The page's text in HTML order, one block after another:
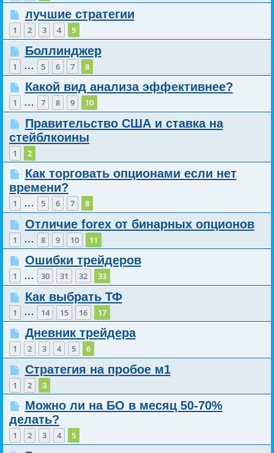
лучшие стратегии
1 2 3 4 5
Боллинджер
1 … 5 6 7 8
Какой вид анализа эффективнее?
1 … 7 8 9 10
Правительство США и ставка на
стейблкоины
1 2
Как торговать опционами если нет
времени?
1 … 5 6 7 8
Отличие forex от бинарных опционов
1 … 8 9 10 11
Ошибки трейдеров
1 … 30 31 32 33
Как выбрать ТФ
1 … 14 15 16 17
Дневник трейдера
1 2 3 4 5 6
Стратегия на пробое м1
1 2 3
Можно ли на БО в месяц 50-70%
делать?
1 2 3 4 5